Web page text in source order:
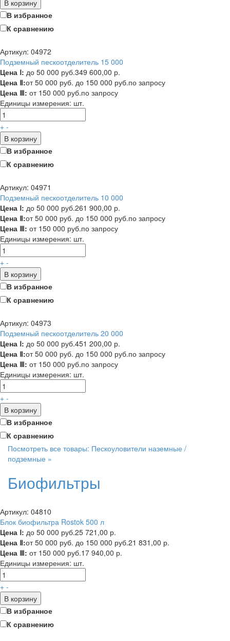
В корзину
В избранное
К сравнению
Артикул: 04972
Подземный пескоотделитель 15 000
Цена Ⅰ: до 50 000 руб.349 600,00 р.
Цена Ⅱ:от 50 000 руб. до 150 000 руб.по запросу
Цена Ⅲ: от 150 000 руб.по запросу
Единицы измерения: шт.
+ -
В корзину
В избранное
К сравнению
Артикул: 04971
Подземный пескоотделитель 10 000
Цена Ⅰ: до 50 000 руб.261 900,00 р.
Цена Ⅱ:от 50 000 руб. до 150 000 руб.по запросу
Цена Ⅲ: от 150 000 руб.по запросу
Единицы измерения: шт.
+ -
В корзину
В избранное
К сравнению
Артикул: 04973
Подземный пескоотделитель 20 000
Цена Ⅰ: до 50 000 руб.451 200,00 р.
Цена Ⅱ:от 50 000 руб. до 150 000 руб.по запросу
Цена Ⅲ: от 150 000 руб.по запросу
Единицы измерения: шт.
+ -
В корзину
В избранное
К сравнению
Посмотреть все товары: Пескоуловители наземные /
подземные »
Биофильтры
Артикул: 04810
Блок биофильтра Rostok 500 л
Цена Ⅰ: до 50 000 руб.25 721,00 р.
Цена Ⅱ:от 50 000 руб. до 150 000 руб.21 831,00 р.
Цена Ⅲ: от 150 000 руб.17 940,00 р.
Единицы измерения: шт.
+ -
В корзину
В избранное
К сравнению